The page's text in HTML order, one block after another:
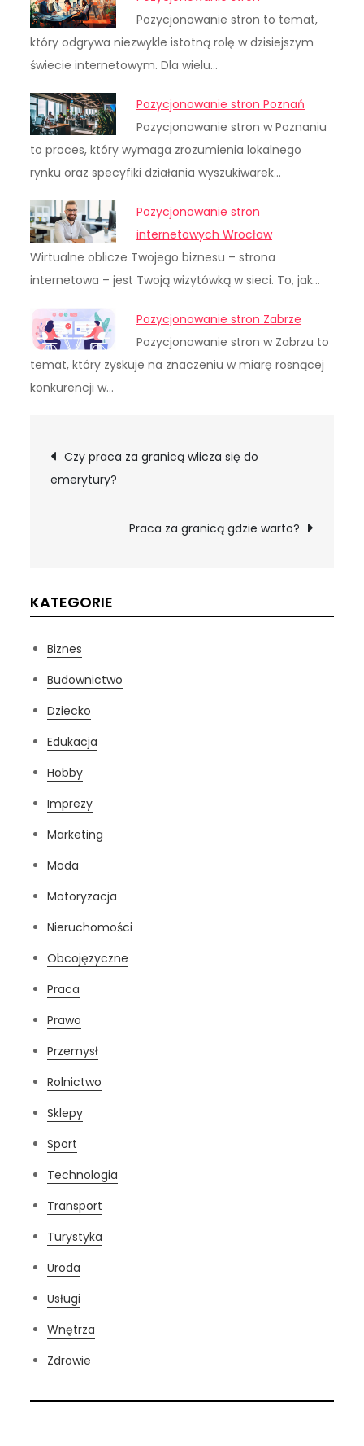
Pozycjonowanie stron to temat,
który odgrywa niezwykle istotną rolę w dzisiejszym
świecie internetowym. Dla wielu…
Pozycjonowanie stron Poznań
Pozycjonowanie stron w Poznaniu
to proces, który wymaga zrozumienia lokalnego
rynku oraz specyfiki działania wyszukiwarek…
Pozycjonowanie stron
internetowych Wrocław
Wirtualne oblicze Twojego biznesu – strona
internetowa – jest Twoją wizytówką w sieci. To, jak…
Pozycjonowanie stron Zabrze
Pozycjonowanie stron w Zabrzu to
temat, który zyskuje na znaczeniu w miarę rosnącej
konkurencji w…
Nawigacja
wpisu
Czy praca za granicą wlicza się do
emerytury?
Praca za granicą gdzie warto?
KATEGORIE
Biznes
Budownictwo
Dziecko
Edukacja
Hobby
Imprezy
Marketing
Moda
Motoryzacja
Nieruchomości
Obcojęzyczne
Praca
Prawo
Przemysł
Rolnictwo
Sklepy
Sport
Technologia
Transport
Turystyka
Uroda
Usługi
Wnętrza
Zdrowie